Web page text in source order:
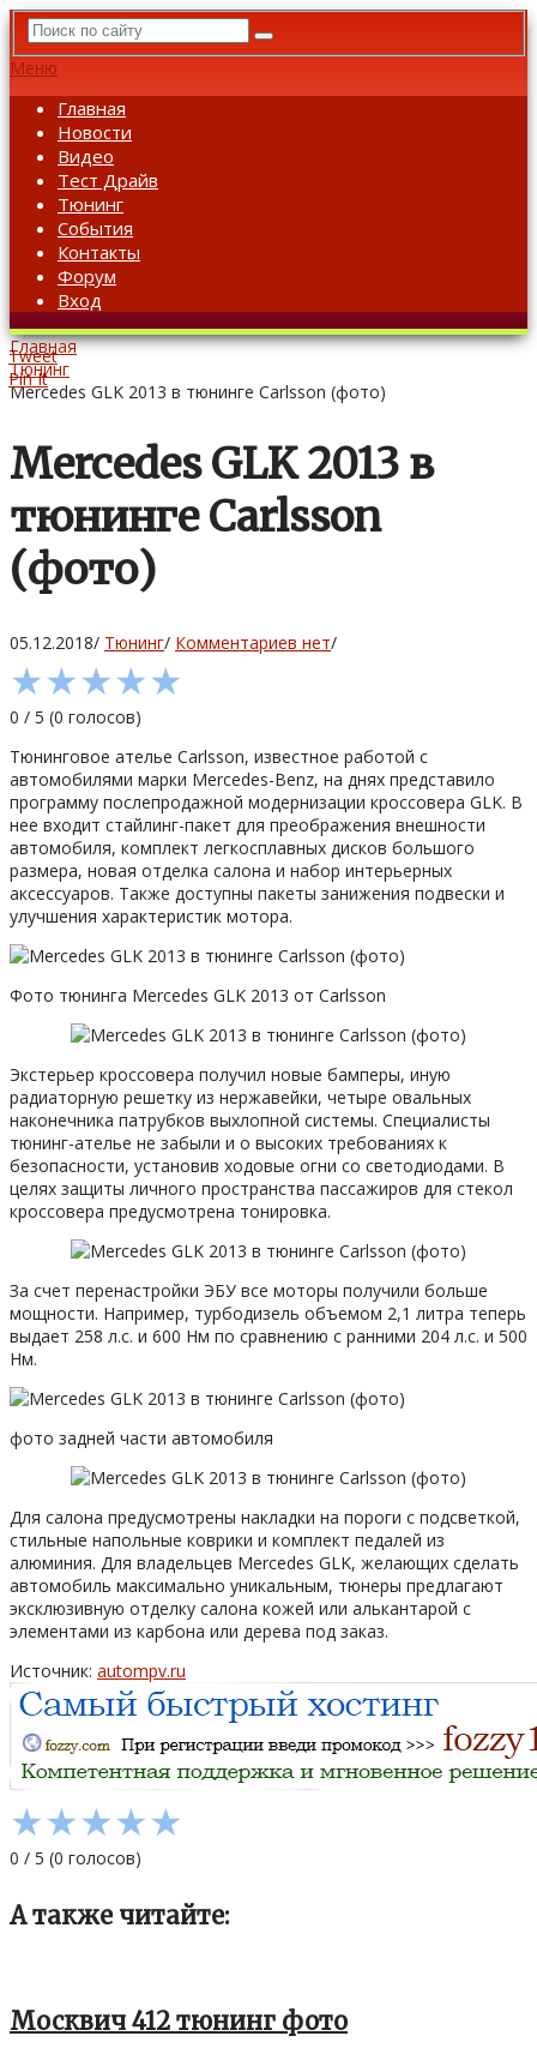
Меню
Главная
Новости
Видео
Тест Драйв
Тюнинг
События
Контакты
Форум
Вход
Главная
Тюнинг
Mercedes GLK 2013 в тюнинге Carlsson (фото)
Mercedes GLK 2013 в
тюнинге Carlsson
(фото)
05.12.2018/ Тюнинг/ Комментариев нет/
★★★★★
0 / 5 (0 голосов)
Тюнинговое ателье Carlsson, известное работой с
автомобилями марки Mercedes-Benz, на днях представило
программу послепродажной модернизации кроссовера GLK. В
нее входит стайлинг-пакет для преображения внешности
автомобиля, комплект легкосплавных дисков большого
размера, новая отделка салона и набор интерьерных
аксессуаров. Также доступны пакеты занижения подвески и
улучшения характеристик мотора.
Фото тюнинга Mercedes GLK 2013 от Carlsson
Экстерьер кроссовера получил новые бамперы, иную
радиаторную решетку из нержавейки, четыре овальных
наконечника патрубков выхлопной системы. Специалисты
тюнинг-ателье не забыли и о высоких требованиях к
безопасности, установив ходовые огни со светодиодами. В
целях защиты личного пространства пассажиров для стекол
кроссовера предусмотрена тонировка.
За счет перенастройки ЭБУ все моторы получили больше
мощности. Например, турбодизель объемом 2,1 литра теперь
выдает 258 л.с. и 600 Нм по сравнению с ранними 204 л.с. и 500
Нм.
фото задней части автомобиля
Для салона предусмотрены накладки на пороги с подсветкой,
стильные напольные коврики и комплект педалей из
алюминия. Для владельцев Mercedes GLK, желающих сделать
автомобиль максимально уникальным, тюнеры предлагают
эксклюзивную отделку салона кожей или алькантарой с
элементами из карбона или дерева под заказ.
Источник: autompv.ru
★★★★★
0 / 5 (0 голосов)
Tweet
Pin It
А также читайте:
Москвич 412 тюнинг фото